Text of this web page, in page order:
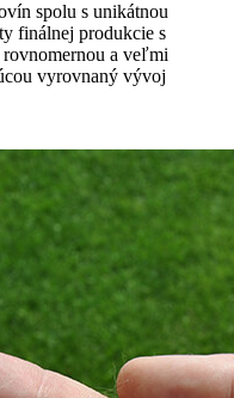
spolu s unikátnou
finálnej produkcie s
a veľmi
vyrovnaný vývoj